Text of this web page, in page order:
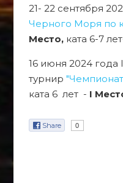
21- 22 сентября
Черного Моря по
Место, ката 6-7
16 июня 2024 года
турнир
ката 6 лет - I
Share 0